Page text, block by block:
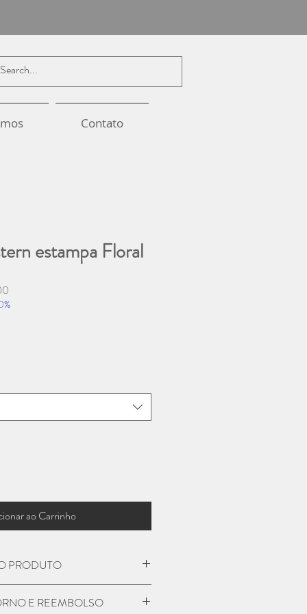
Contato
estampa Floral
promocional
ao Carrinho
PRODUTO
E REEMBOLSO